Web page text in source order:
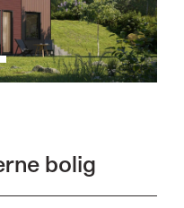
bolig